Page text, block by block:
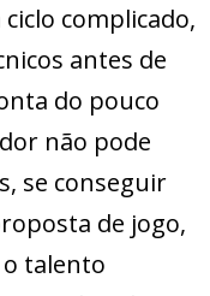
complicado,
antes de
do pouco
não pode
se conseguir
de jogo,
talento